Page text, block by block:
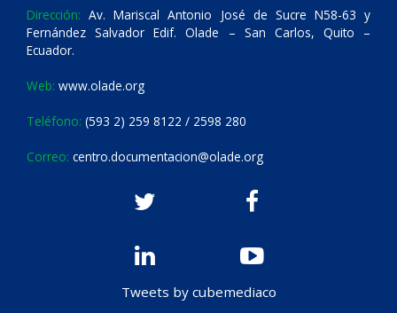
Dirección: Av. Mariscal Antonio José de Sucre N58-63 y
Fernández Salvador Edif. Olade – San Carlos, Quito –
Ecuador.
Web: www.olade.org
Teléfono: (593 2) 259 8122 / 2598 280
Correo: centro.documentacion@olade.org
Tweets by cubemediaco